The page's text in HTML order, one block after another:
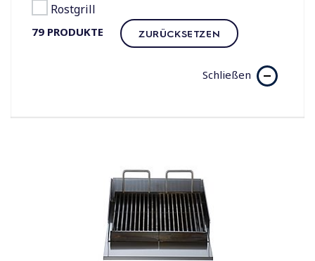
Rostgrill
79 PRODUKTE ZURÜCKSETZEN
Schließen